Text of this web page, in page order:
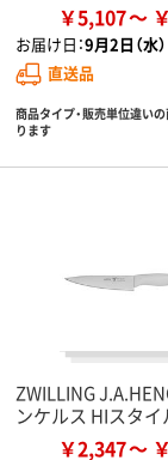
￥5,107
お届け日：9月2日（水
直送品
商品タイプ・販売単位違い
ります
ZWILLING
ンケルス HIスタイ
￥2,347